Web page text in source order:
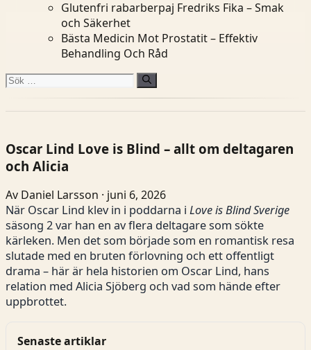
Glutenfri rabarberpaj Fredriks Fika – Smak
och Säkerhet
Bästa Medicin Mot Prostatit – Effektiv
Behandling Och Råd
Sök
Oscar Lind Love is Blind – allt om deltagaren
och Alicia
Av Daniel Larsson · juni 6, 2026
När Oscar Lind klev in i poddarna i Love is Blind Sverige
säsong 2 var han en av flera deltagare som sökte
kärleken. Men det som började som en romantisk resa
slutade med en bruten förlovning och ett offentligt
drama – här är hela historien om Oscar Lind, hans
relation med Alicia Sjöberg och vad som hände efter
uppbrottet.
Senaste artiklar